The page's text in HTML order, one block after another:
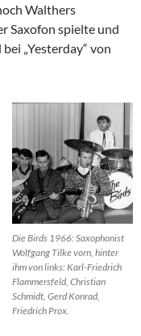
Walthers
Saxofon spielte und
„Yesterday“ von
Die Birds 1966: Saxophonist
Wolfgang Tilke vorn, hinter
ihm von links: Karl-Friedrich
Flammersfeld, Christian
Schmidt, Gerd Konrad,
Friedrich Prox.